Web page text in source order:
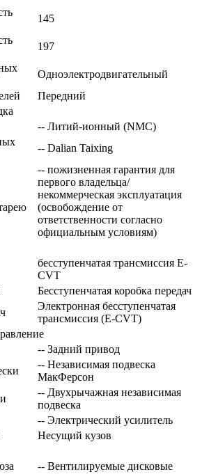
145
197
Одноэлектродвигательный
Передний
-- Литий-ионный (NMC)
-- Dalian Taixing
-- пожизненная гарантия для
первого владельца/
некоммерческая эксплуатация
(освобождение от
ответственности согласно
официальным условиям)
бесступенчатая трансмиссия E-
CVT
Беcступенчатая коробка передач
Электронная бесступенчатая
трансмиссия (E-CVT)
-- Задний привод
-- Независимая подвеска
МакФерсон
-- Двухрычажная независимая
подвеска
-- Электрический усилитель
Несущий кузов
-- Вентилируемые дисковые